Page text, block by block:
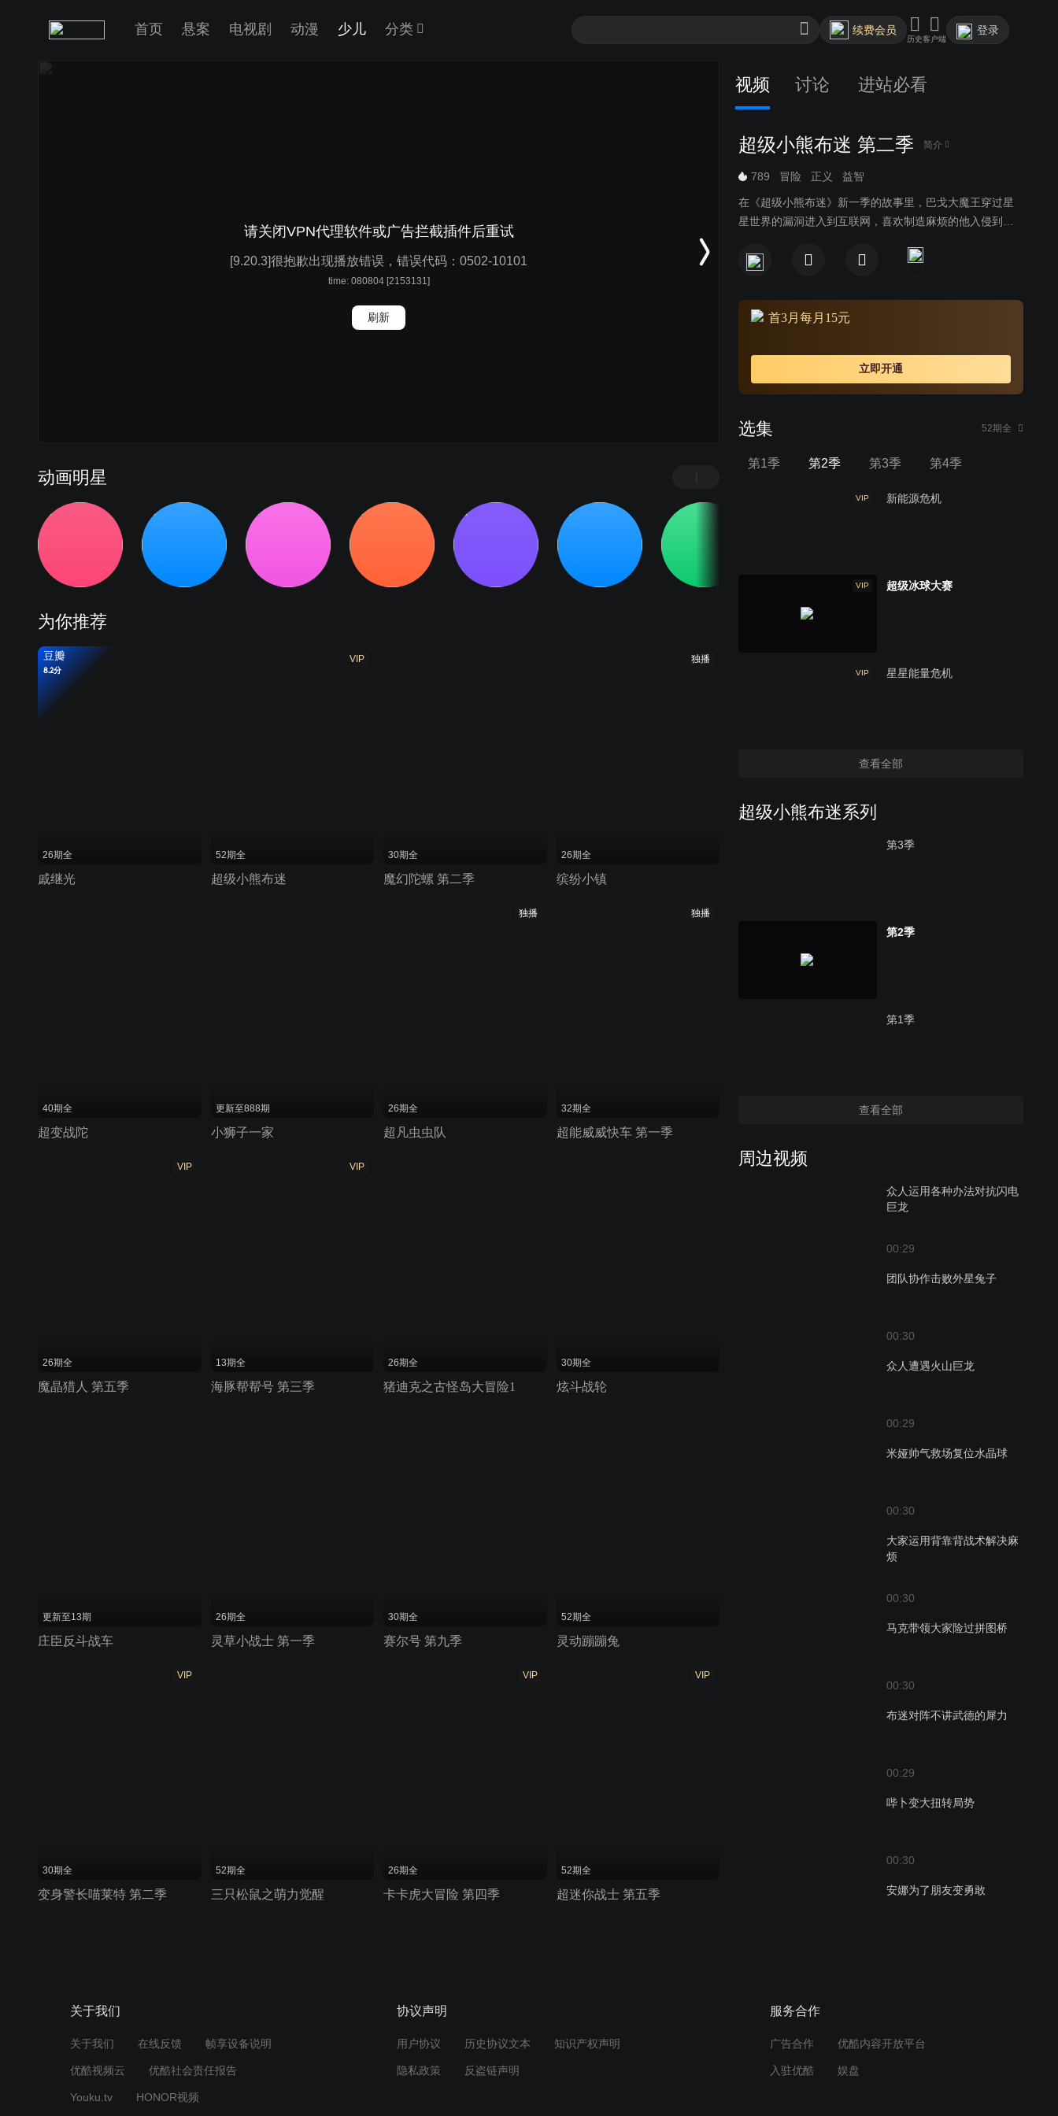
首页 悬案 电视剧 动漫 少儿 分类 续费会员
历史客户端
登录
请关闭VPN代理软件或广告拦截插件后重试
[9.20.3]很抱歉出现播放错误，错误代码：0502-10101
time: 080804 [2153131]
刷新
视频 讨论 进站必看
超级小熊布迷 第二季 简介
789 冒险 正义 益智
在《超级小熊布迷》新一季的故事里，巴戈大魔王穿过星
星世界的漏洞进入到互联网，喜欢制造麻烦的他入侵到互
切搞得一团糟，并以此为乐，比如他会入侵到一个主题是
还会入侵到智能餐厅的电脑系统中，在制作食物的过程中
理；他还会入侵到共享单车的控制系统中，导致单车失去
控制，或者反向行驶、或者跳来跳去、或者变成独轮车等
等，让骑行的人们窘态百出。由于互联网与现实世界紧密
样的问题。于是布迷和朋友们通过“星星之门”进入被巴戈大
界观和规则，布迷他们也会根据所处的虚拟空间的不同而
过解决巴戈大魔王设定的重重障碍和陷阱，最后战胜巴戈
首3月每月15元
立即开通
选集 52期全
第1季 第2季 第3季 第4季
VIP 新能源危机
VIP 超级冰球大赛
VIP 星星能量危机
查看全部
超级小熊布迷系列
第3季
第2季
第1季
查看全部
周边视频
众人运用各种办法对抗闪电
巨龙
00:29
团队协作击败外星兔子
00:30
众人遭遇火山巨龙
00:29
米娅帅气救场复位水晶球
00:30
大家运用背靠背战术解决麻
烦
00:30
马克带领大家险过拼图桥
00:30
布迷对阵不讲武德的犀力
00:29
哔卜变大扭转局势
00:30
安娜为了朋友变勇敢
动画明星
为你推荐
豆瓣
8.2分
26期全
戚继光
VIP
52期全
超级小熊布迷
30期全
魔幻陀螺 第二季
独播
26期全
缤纷小镇
40期全
超变战陀
更新至888期
小狮子一家
独播
26期全
超凡虫虫队
独播
32期全
超能威威快车 第一季
VIP
26期全
魔晶猎人 第五季
VIP
13期全
海豚帮帮号 第三季
26期全
猪迪克之古怪岛大冒险1
30期全
炫斗战轮
更新至13期
庄臣反斗战车
26期全
灵草小战士 第一季
30期全
赛尔号 第九季
52期全
灵动蹦蹦兔
VIP
30期全
变身警长喵莱特 第二季
52期全
三只松鼠之萌力觉醒
VIP
26期全
卡卡虎大冒险 第四季
VIP
52期全
超迷你战士 第五季
关于我们
关于我们 在线反馈 帧享设备说明
优酷视频云 优酷社会责任报告
Youku.tv HONOR视频
协议声明
用户协议 历史协议文本 知识产权声明
隐私政策 反盗链声明
服务合作
广告合作 优酷内容开放平台
入驻优酷 娱盘